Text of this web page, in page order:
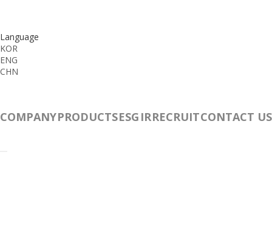
Language
KOR
ENG
CHN
COMPANYPRODUCTSESG IRRECRUITCONTACT US